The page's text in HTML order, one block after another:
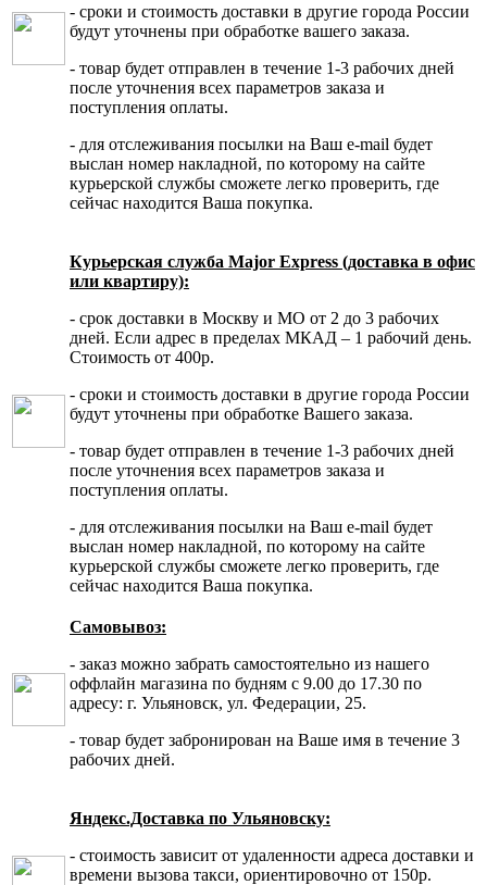
- сроки и стоимость доставки в другие города России
будут уточнены при обработке вашего заказа.
- товар будет отправлен в течение 1-3 рабочих дней
после уточнения всех параметров заказа и
поступления оплаты.
- для отслеживания посылки на Ваш e-mail будет
выслан номер накладной, по которому на сайте
курьерской службы сможете легко проверить, где
сейчас находится Ваша покупка.
Курьерская служба Major Express (доставка в офис
или квартиру):
- срок доставки в Москву и МО от 2 до 3 рабочих
дней. Если адрес в пределах МКАД – 1 рабочий день.
Стоимость от 400р.
- сроки и стоимость доставки в другие города России
будут уточнены при обработке Вашего заказа.
- товар будет отправлен в течение 1-3 рабочих дней
после уточнения всех параметров заказа и
поступления оплаты.
- для отслеживания посылки на Ваш e-mail будет
выслан номер накладной, по которому на сайте
курьерской службы сможете легко проверить, где
сейчас находится Ваша покупка.
Самовывоз:
- заказ можно забрать самостоятельно из нашего
оффлайн магазина по будням с 9.00 до 17.30 по
адресу: г. Ульяновск, ул. Федерации, 25.
- товар будет забронирован на Ваше имя в течение 3
рабочих дней.
Яндекс.Доставка по Ульяновску:
- стоимость зависит от удаленности адреса доставки и
времени вызова такси, ориентировочно от 150р.